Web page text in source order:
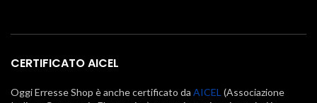
CERTIFICATO AICEL
Oggi Erresse Shop è anche certificato da AICEL (Associazione